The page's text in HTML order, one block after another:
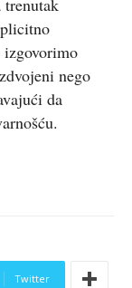
trenutak
nego
da
Twitter